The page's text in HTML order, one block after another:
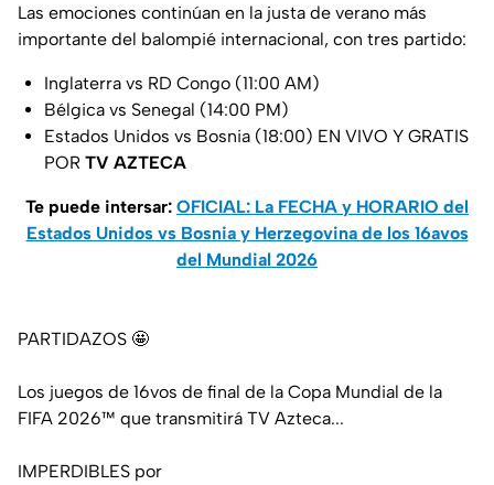
Las emociones continúan en la justa de verano más
importante del balompié internacional, con tres partido:
Inglaterra vs RD Congo (11:00 AM)
Bélgica vs Senegal (14:00 PM)
Estados Unidos vs Bosnia (18:00) EN VIVO Y GRATIS
POR TV AZTECA
Te puede intersar: OFICIAL: La FECHA y HORARIO del
Estados Unidos vs Bosnia y Herzegovina de los 16avos
del Mundial 2026
PARTIDAZOS 🤩
Los juegos de 16vos de final de la Copa Mundial de la
FIFA 2026™ que transmitirá TV Azteca...
IMPERDIBLES por